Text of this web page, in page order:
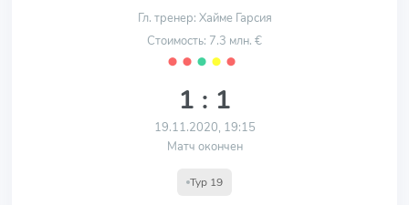
Гл. тренер: Хайме Гарсия
Стоимость: 7.3 млн. €
⬤ ⬤ ⬤ ⬤ ⬤
1 : 1
19.11.2020, 19:15
Матч окончен
Тур 19